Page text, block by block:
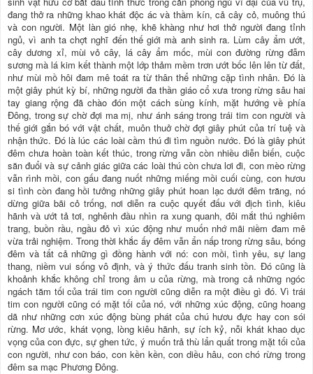
đang thở ra những khao khát độc ác và thầm kín, cả cây cỏ, muông thú
và con người. Một làn gió nhẹ, khẽ khàng như hơi thở người đang tỉnh
ngủ, vì anh ta chợt nghĩ đến thế giới mà anh sinh ra. Lùm cây ẩm ướt,
cây dương xỉ, mùi vỏ cây, lá cây ẩm mốc, mùi con đường rừng đẫm
sương mà lá kim kết thành một lớp thảm mềm trơn ướt bốc lên lên từ đất,
như mùi mồ hôi đam mê toát ra từ thân thể những cặp tình nhân. Đó là
một giây phút kỳ bí, những người đa thần giáo cổ xưa trong rừng sâu hai
tay giang rộng đã chào đón một cách sùng kính, mặt hướng về phía
Đông, trong sự chờ đợi ma mị, như ánh sáng trong trái tim con người và
thế giới gắn bó với vật chất, muôn thuở chờ đợi giây phút của trí tuệ và
nhận thức. Đó là lúc các loài cầm thú đi tìm nguồn nước. Đó là giây phút
đêm chưa hoàn toàn kết thúc, trong rừng vẫn còn nhiều diễn biến, cuộc
săn đuổi và sự cảnh giác giữa các loài thú còn chưa lơi đi, con mèo rừng
vẫn rình mồi, con gấu đang nuốt những miếng mồi cuối cùng, con hươu
si tình còn đang hồi tưởng những giây phút hoan lạc dưới đêm trăng, nó
dừng giữa bãi cỏ trống, nơi diễn ra cuộc quyết đấu với địch tình, kiêu
hãnh và ướt tả tơi, nghênh đầu nhìn ra xung quanh, đôi mắt thú nghiêm
trang, buồn rầu, ngầu đỏ vì xúc động như muốn nhớ mãi niềm đam mê
vừa trải nghiệm. Trong thời khắc ấy đêm vẫn ẩn nấp trong rừng sâu, bóng
đêm và tất cả những gì đồng hành với nó: con mồi, tình yêu, sự lang
thang, niềm vui sống vô định, và ý thức đấu tranh sinh tồn. Đó cũng là
khoảnh khắc không chỉ trong âm u của rừng, mà trong cả những ngóc
ngách tăm tối của trái tim con người cũng diễn ra một điều gì đó. Vì trái
tim con người cũng có mặt tối của nó, với những xúc động, cũng hoang
dã như những cơn xúc động bùng phát của chú hươu đực hay con sói
rừng. Mơ ước, khát vọng, lòng kiêu hãnh, sự ích kỷ, nỗi khát khao dục
vọng của con đực, sự ghen tức, ý muốn trả thù lẩn quất trong mặt tối của
con người, như con báo, con kền kền, con diều hâu, con chó rừng trong
đêm sa mạc Phương Đông.